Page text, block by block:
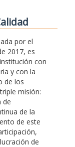
por el
2017, es
con
y con la
de los
misión:
de
de la
de este
de